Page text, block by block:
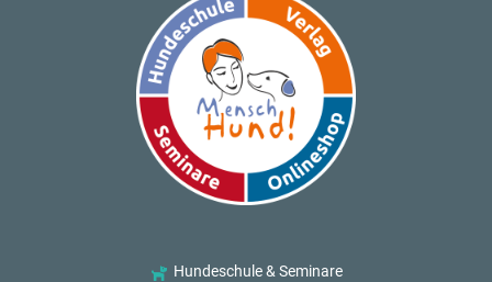
Hundeschule & Seminare